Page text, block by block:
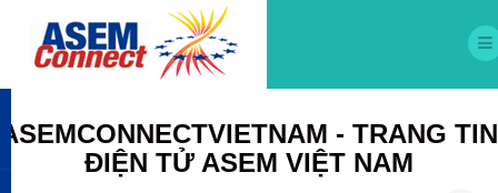
ASEMCONNECTVIETNAM - TRANG TIN
ĐIỆN TỬ ASEM VIỆT NAM